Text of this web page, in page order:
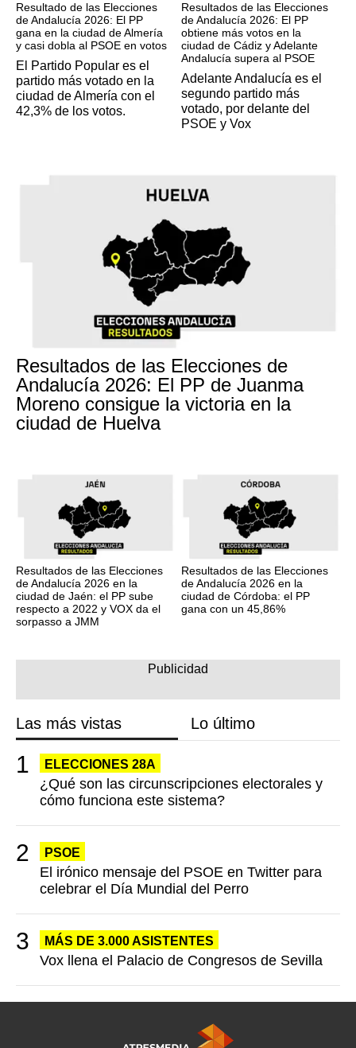
Resultado de las Elecciones
de Andalucía 2026: El PP
gana en la ciudad de Almería
y casi dobla al PSOE en votos
El Partido Popular es el
partido más votado en la
ciudad de Almería con el
42,3% de los votos.
Resultados de las Elecciones
de Andalucía 2026: El PP
obtiene más votos en la
ciudad de Cádiz y Adelante
Andalucía supera al PSOE
Adelante Andalucía es el
segundo partido más
votado, por delante del
PSOE y Vox
Resultados de las Elecciones de
Andalucía 2026: El PP de Juanma
Moreno consigue la victoria en la
ciudad de Huelva
Resultados de las Elecciones
de Andalucía 2026 en la
ciudad de Jaén: el PP sube
respecto a 2022 y VOX da el
sorpasso a JMM
Resultados de las Elecciones
de Andalucía 2026 en la
ciudad de Córdoba: el PP
gana con un 45,86%
Las más vistas Lo último
ELECCIONES 28A
¿Qué son las circunscripciones electorales y
cómo funciona este sistema?
PSOE
El irónico mensaje del PSOE en Twitter para
celebrar el Día Mundial del Perro
MÁS DE 3.000 ASISTENTES
Vox llena el Palacio de Congresos de Sevilla